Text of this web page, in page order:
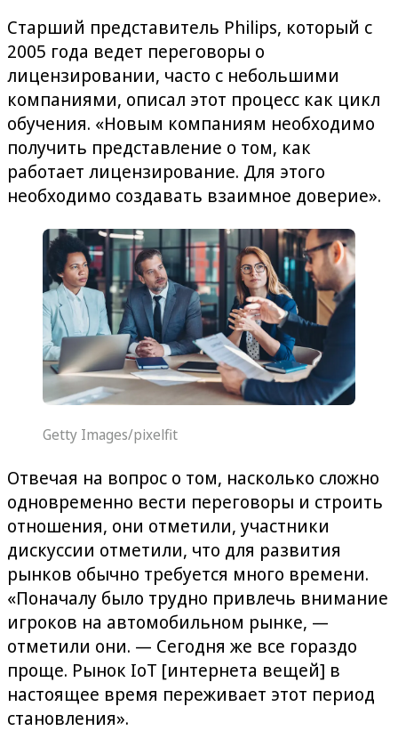
Старший представитель Philips, который с
2005 года ведет переговоры о
лицензировании, часто с небольшими
компаниями, описал этот процесс как цикл
обучения. «Новым компаниям необходимо
получить представление о том, как
работает лицензирование. Для этого
необходимо создавать взаимное доверие».
Getty Images/pixelfit
Отвечая на вопрос о том, насколько сложно
одновременно вести переговоры и строить
отношения, они отметили, участники
дискуссии отметили, что для развития
рынков обычно требуется много времени.
«Поначалу было трудно привлечь внимание
игроков на автомобильном рынке, —
отметили они. — Сегодня же все гораздо
проще. Рынок IoT [интернета вещей] в
настоящее время переживает этот период
становления».